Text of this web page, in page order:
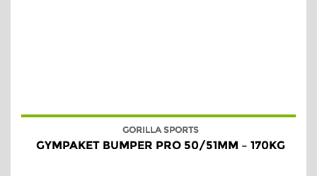
GORILLA SPORTS
GYMPAKET BUMPER PRO 50/51MM – 170KG